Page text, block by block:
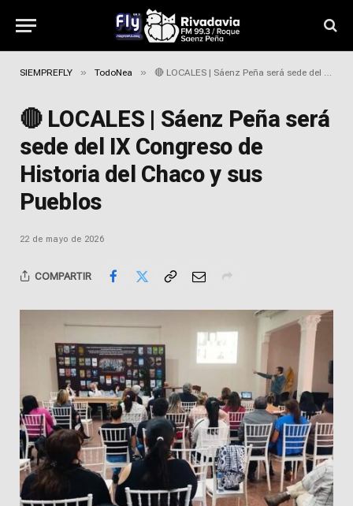
SIEMPREFLY » TodoNea » 🔴 LOCALES | Sáenz Peña será sede del IX Congreso de Historia del Chaco y sus Pueblos
🔴 LOCALES | Sáenz Peña será
sede del IX Congreso de
Historia del Chaco y sus
Pueblos
22 de mayo de 2026
COMPARTIR